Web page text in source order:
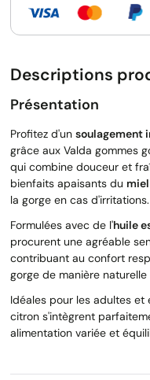
Descriptions
Présentation
Profitez d'un soulagement
grâce aux Valda gommes
qui combine douceur et
bienfaits apaisants du miel
la gorge en cas d'irritations.
Formulées avec de l'huile
procurent une agréable
contribuant au confort
gorge de manière
Idéales pour les adultes et
citron s'intègrent
alimentation variée et